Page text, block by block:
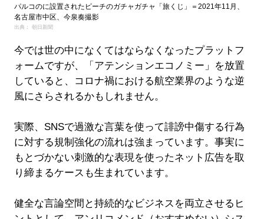
パルコのに設置されたピーチのガチャガチャ「旅くじ」＝2021年11月、
名古屋市中区、今泉奏撮影
出典： 朝日新聞
今では世の中になくてはならなくなったプラットフ
ォームですが、「アテンションエコノミー」を放置
していると、コロナ禍における航空業界のような逆
風にさらされるかもしれません。
実際、SNSで過激な言葉を使って誹謗中傷する行為
に対する規制強化の流れは強まっています。事実に
もとづかない刺激的な表現を使ったネット広告を取
り締まるケースも生まれています。
健全な言論空間と持続的なビジネスを両立させるヒ